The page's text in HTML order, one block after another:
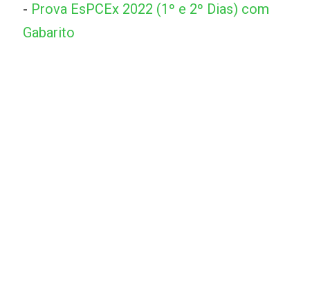
- Prova EsPCEx 2022 (1º e 2º Dias) com
Gabarito